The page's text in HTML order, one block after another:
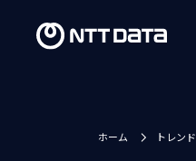
ホーム トレンド